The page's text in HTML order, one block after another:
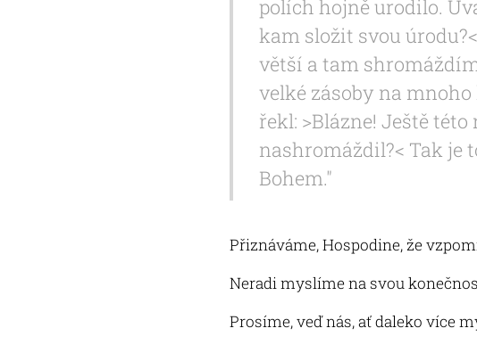
polích hojně urodilo.
kam složit svou
větší a tam
velké zásoby na
řekl: >Blázne! Ještě
nashromáždil?< Tak je
Bohem."
Přiznáváme, Hospodine, že
Neradi myslíme na svou
Prosíme, veď nás, ať daleko více